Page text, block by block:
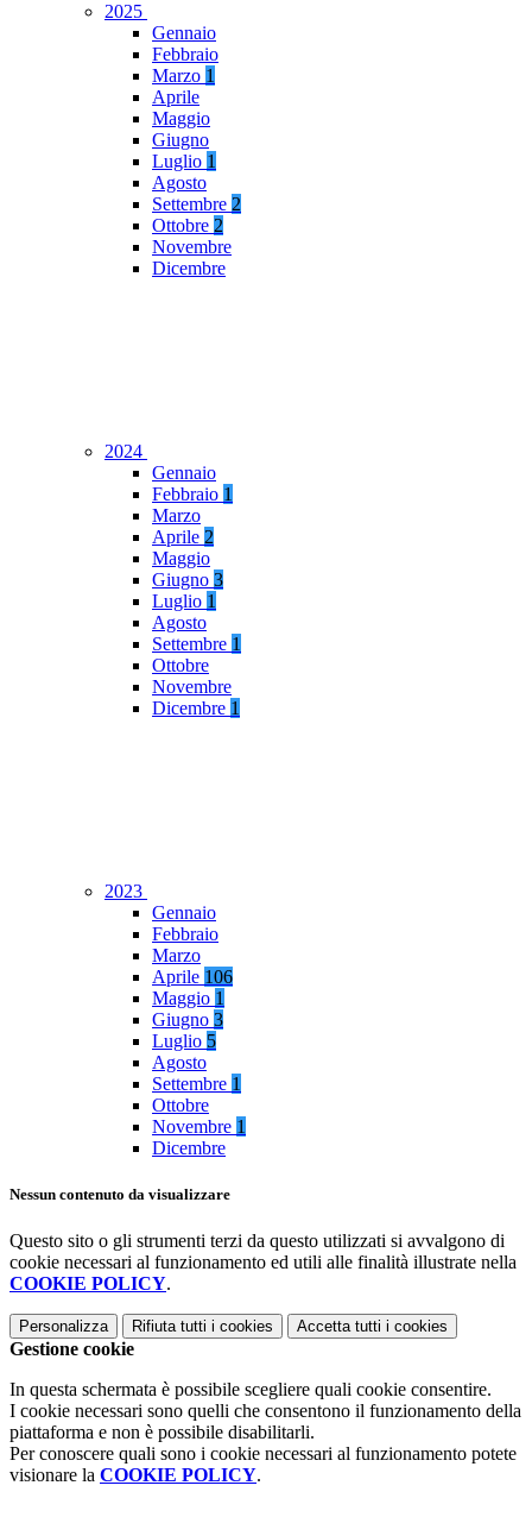
2025
Gennaio
Febbraio
Marzo 1
Aprile
Maggio
Giugno
Luglio 1
Agosto
Settembre 2
Ottobre 2
Novembre
Dicembre
2024
Gennaio
Febbraio 1
Marzo
Aprile 2
Maggio
Giugno 3
Luglio 1
Agosto
Settembre 1
Ottobre
Novembre
Dicembre 1
2023
Gennaio
Febbraio
Marzo
Aprile 106
Maggio 1
Giugno 3
Luglio 5
Agosto
Settembre 1
Ottobre
Novembre 1
Dicembre
Nessun contenuto da visualizzare
Questo sito o gli strumenti terzi da questo utilizzati si avvalgono di
cookie necessari al funzionamento ed utili alle finalità illustrate nella
COOKIE POLICY.
Personalizza Rifiuta tutti i cookies Accetta tutti i cookies
Gestione cookie
In questa schermata è possibile scegliere quali cookie consentire.
I cookie necessari sono quelli che consentono il funzionamento della
piattaforma e non è possibile disabilitarli.
Per conoscere quali sono i cookie necessari al funzionamento potete
visionare la COOKIE POLICY.